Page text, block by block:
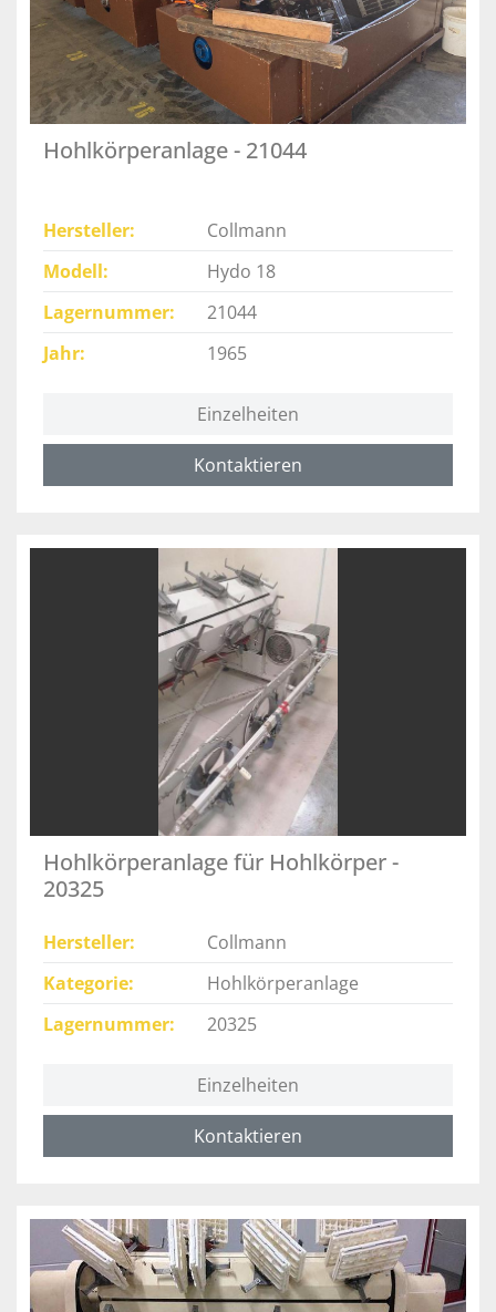
Hohlkörperanlage - 21044
Hersteller
Collmann
Modell
Hydo 18
Lagernummer
21044
Jahr
1965
Einzelheiten
Kontaktieren
Hohlkörperanlage für Hohlkörper -
20325
Hersteller
Collmann
Kategorie
Hohlkörperanlage
Lagernummer
20325
Einzelheiten
Kontaktieren